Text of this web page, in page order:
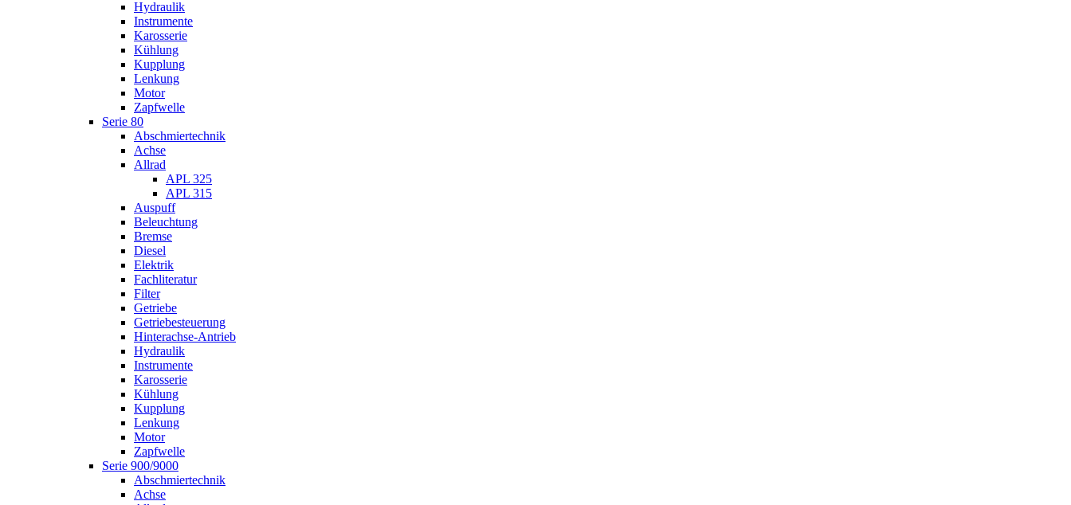
Hydraulik
Instrumente
Karosserie
Kühlung
Kupplung
Lenkung
Motor
Zapfwelle
Serie 80
Abschmiertechnik
Achse
Allrad
APL 325
APL 315
Auspuff
Beleuchtung
Bremse
Diesel
Elektrik
Fachliteratur
Filter
Getriebe
Getriebesteuerung
Hinterachse-Antrieb
Hydraulik
Instrumente
Karosserie
Kühlung
Kupplung
Lenkung
Motor
Zapfwelle
Serie 900/9000
Abschmiertechnik
Achse